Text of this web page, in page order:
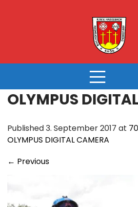
OLYMPUS
Published 3. September 2017 at
OLYMPUS DIGITAL CAMERA
← Previous